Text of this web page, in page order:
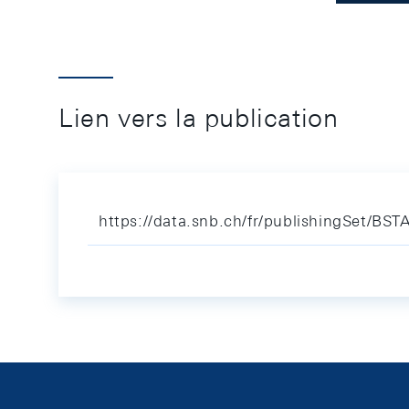
Lien vers la publication
https://data.snb.ch/fr/publishingSet/